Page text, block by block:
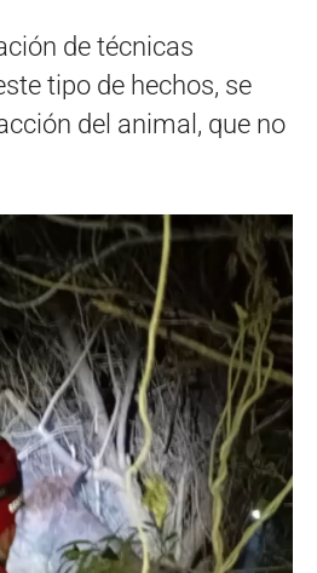
de técnicas
tipo de hechos, se
del animal, que no